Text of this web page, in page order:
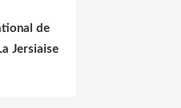
de
Jersiaise